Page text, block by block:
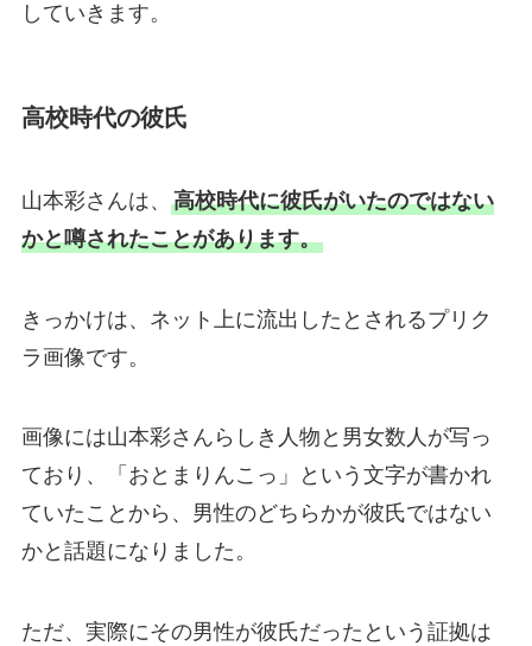
していきます。
高校時代の彼氏
山本彩さんは、 高校時代に彼氏がいたのではない
かと噂されたことがあります。
きっかけは、ネット上に流出したとされるプリク
ラ画像です。
画像には山本彩さんらしき人物と男女数人が写っ
ており、「おとまりんこっ」という文字が書かれ
ていたことから、男性のどちらかが彼氏ではない
かと話題になりました。
ただ、実際にその男性が彼氏だったという証拠は